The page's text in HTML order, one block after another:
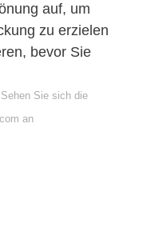
auf, um
zu erzielen
bevor Sie
Sehen Sie sich die
an